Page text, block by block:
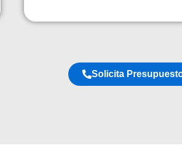
Solicita